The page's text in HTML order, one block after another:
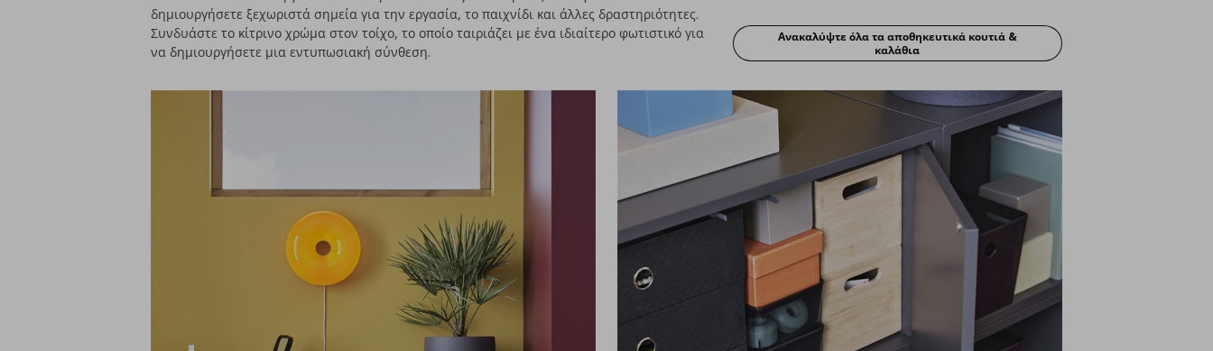
δημιουργήσετε ξεχωριστά σημεία για την εργασία, το παιχνίδι και άλλες δραστηριότητες.
Συνδυάστε το κίτρινο χρώμα στον τοίχο, το οποίο ταιριάζει με ένα ιδιαίτερο φωτιστικό για
να δημιουργήσετε μια εντυπωσιακή σύνθεση.
Ανακαλύψτε όλα τα αποθηκευτικά κουτιά &
καλάθια